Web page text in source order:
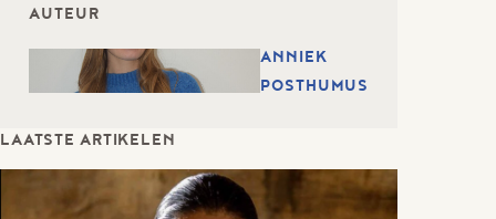
AUTEUR
ANNIEK
POSTHUMUS
LAATSTE ARTIKELEN